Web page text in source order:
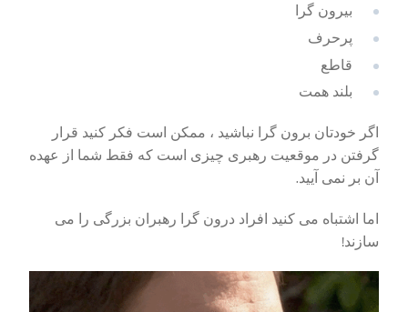
بیرون گرا
پرحرف
قاطع
بلند همت
اگر خودتان برون گرا نباشید ، ممکن است فکر کنید قرار
گرفتن در موقعیت رهبری چیزی است که فقط شما از عهده
آن بر نمی آیید.
اما اشتباه می کنید افراد درون گرا رهبران بزرگی را می
سازند!